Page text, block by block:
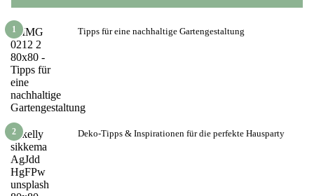
1 Tipps für eine nachhaltige Gartengestaltung
2 Deko-Tipps & Inspirationen für die perfekte Hausparty